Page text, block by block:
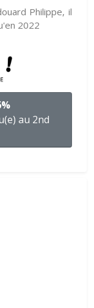
Philippe, il
2022
au 2nd